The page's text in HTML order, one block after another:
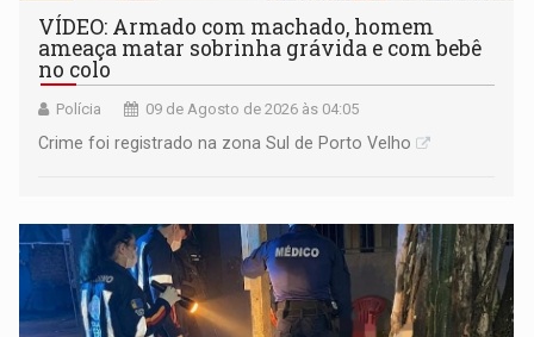
VÍDEO: Armado com machado, homem
ameaça matar sobrinha grávida e com bebê
no colo
Polícia 09 de Agosto de 2026 às 04:05
Crime foi registrado na zona Sul de Porto Velho